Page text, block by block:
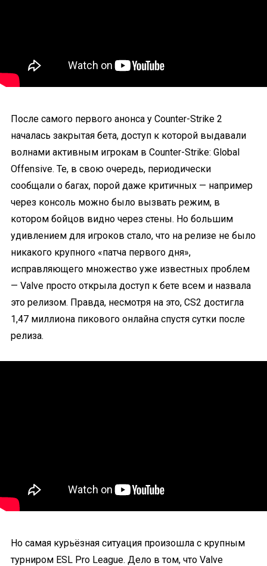
После самого первого анонса у Counter-Strike 2
началась закрытая бета, доступ к которой выдавали
волнами активным игрокам в Counter-Strike: Global
Offensive. Те, в свою очередь, периодически
сообщали о багах, порой даже критичных — например
через консоль можно было вызвать режим, в
котором бойцов видно через стены. Но большим
удивлением для игроков стало, что на релизе не было
никакого крупного «патча первого дня»,
исправляющего множество уже известных проблем
— Valve просто открыла доступ к бете всем и назвала
это релизом. Правда, несмотря на это, CS2 достигла
1,47 миллиона пикового онлайна спустя сутки после
релиза.
Но самая курьёзная ситуация произошла с крупным
турниром ESL Pro League. Дело в том, что Valve